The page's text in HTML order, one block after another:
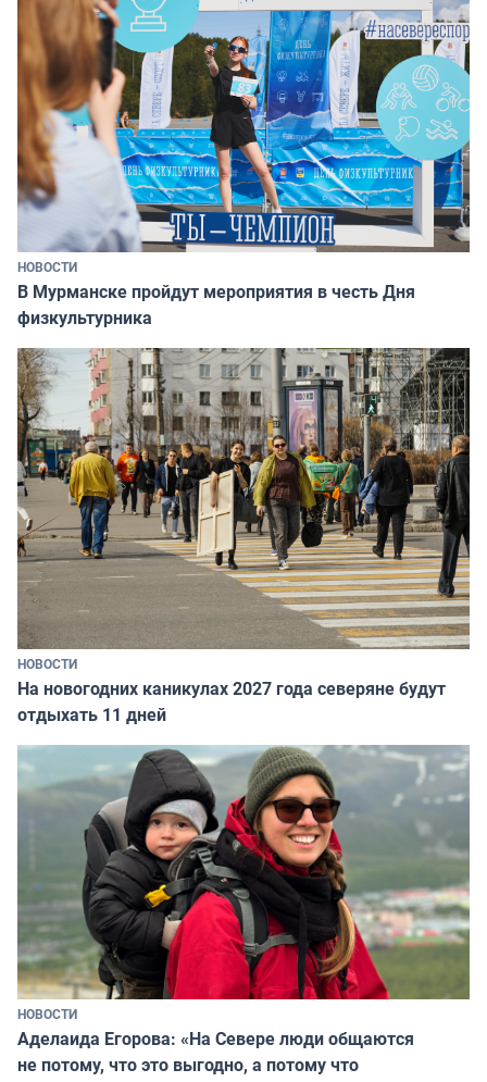
НОВОСТИ
В Мурманске пройдут мероприятия в честь Дня
физкультурника
НОВОСТИ
На новогодних каникулах 2027 года северяне будут
отдыхать 11 дней
НОВОСТИ
Аделаида Егорова: «На Севере люди общаются
не потому, что это выгодно, а потому что